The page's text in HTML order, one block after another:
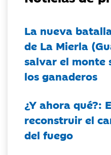
La nueva
de La Mierla
salvar el monte
los ganaderos
¿Y ahora qué?:
reconstruir el
del fuego